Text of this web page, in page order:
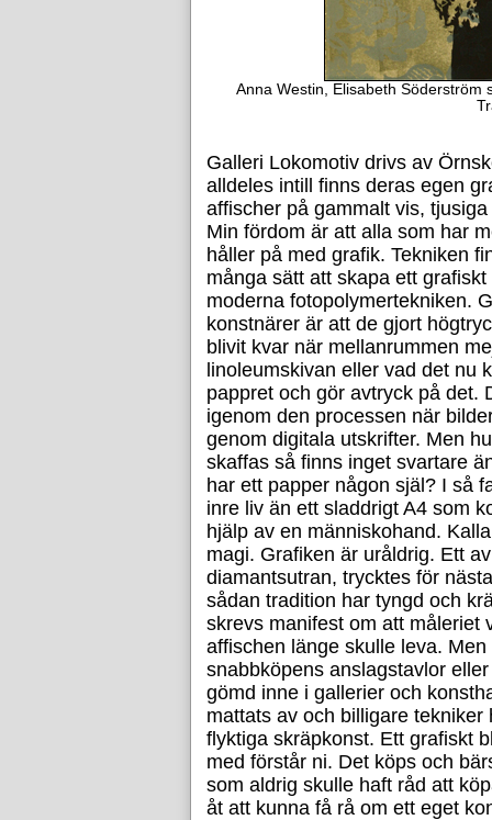
Anna Westin, Elisabeth Söderström
Galleri Lokomotiv drivs av
alldeles intill finns deras egen
affischer på gammalt vis,
Min fördom är att alla som har
håller på med grafik. Tekniken
många sätt att skapa ett
moderna fotopolymertekniken.
konstnärer är att de gjort
blivit kvar när mellanrummen
linoleumskivan eller vad det nu
pappret och gör avtryck på det.
igenom den processen när
genom digitala utskrifter. Men
skaffas så finns inget svartare
har ett papper någon själ? I så
inre liv än ett sladdrigt A4 som
hjälp av en människohand.
magi. Grafiken är uråldrig. Ett
diamantsutran, trycktes för
sådan tradition har tyngd och
skrevs manifest om att måleriet
affischen länge skulle leva.
snabbköpens anslagstavlor
gömd inne i gallerier och
mattats av och billigare
flyktiga skräpkonst. Ett grafiskt
med förstår ni. Det köps och
som aldrig skulle haft råd att
åt att kunna få rå om ett eget